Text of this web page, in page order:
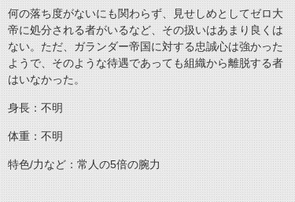
何の落ち度がないにも関わらず、見せしめとしてゼロ大
帝に処分される者がいるなど、その扱いはあまり良くは
ない。ただ、ガランダー帝国に対する忠誠心は強かった
ようで、そのような待遇であっても組織から離脱する者
はいなかった。
身長：不明
体重：不明
特色/力など：常人の5倍の腕力